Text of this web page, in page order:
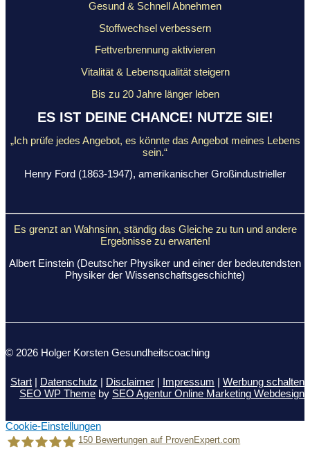
Gesund & Schnell Abnehmen
Stoffwechsel verbessern
Fettverbrennung aktivieren
Vitalität & Lebensqualität steigern
Bis zu 20 Jahre länger leben
ES IST DEINE CHANCE! NUTZE SIE!
„Ich prüfe jedes Angebot, es könnte das Angebot meines Lebens
sein.“
Henry Ford (1863-1947), amerikanischer Großindustrieller
Es grenzt an Wahnsinn, ständig das Gleiche zu tun und andere
Ergebnisse zu erwarten!
Albert Einstein (Deutscher Physiker und einer der bedeutendsten
Physiker der Wissenschaftsgeschichte)
© 2026 Holger Korsten Gesundheitscoaching
Start | Datenschutz | Disclaimer | Impressum | Werbung schalten
SEO WP Theme by SEO Agentur Online Marketing Webdesign
Cookie-Einstellungen
150 Bewertungen auf ProvenExpert.com